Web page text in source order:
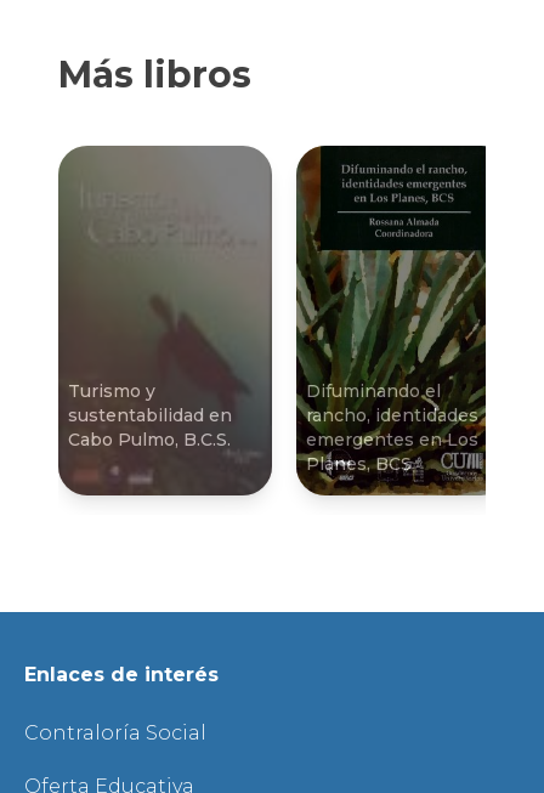
Más libros
Turismo y
sustentabilidad en
Cabo Pulmo, B.C.S.
Difuminando el
rancho, identidades
emergentes en Los
Planes, BCS
Enlaces de interés
Contraloría Social
Oferta Educativa